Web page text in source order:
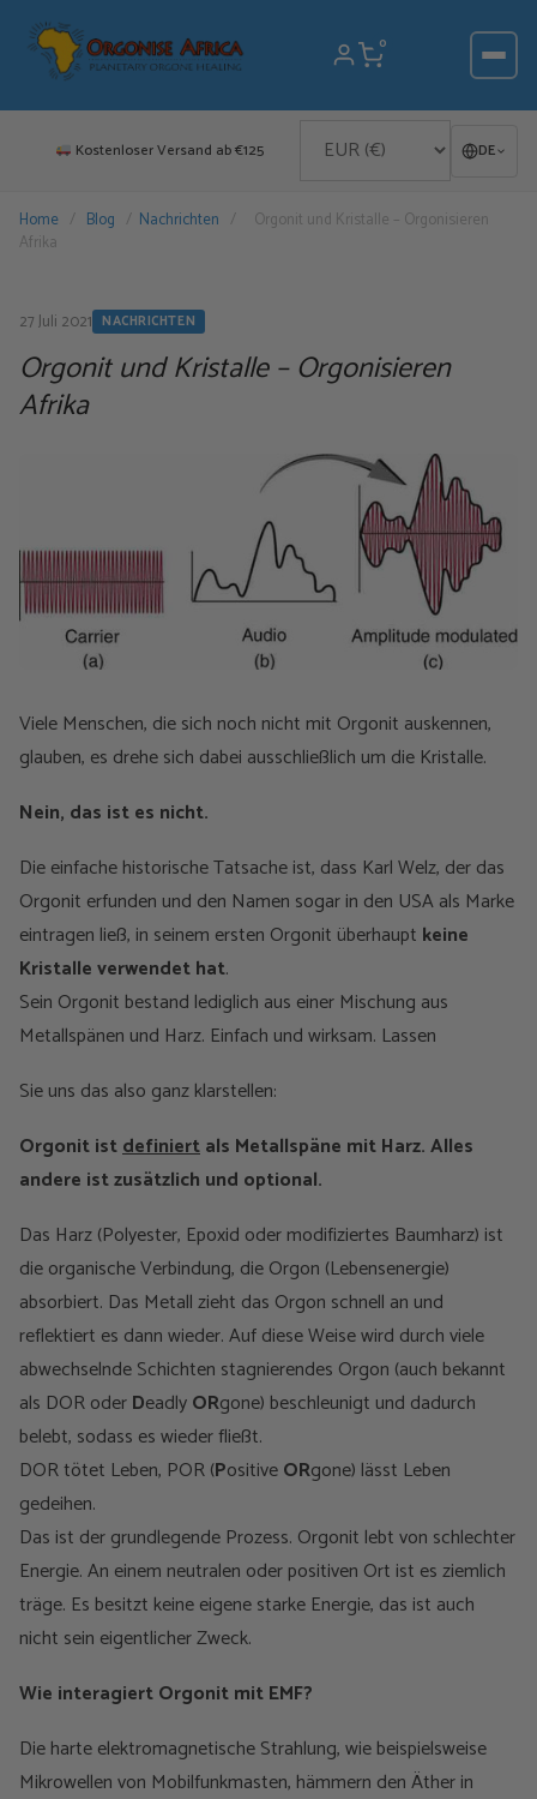
Inhalt
springen
0
Kostenloser Versand ab €125 DE
Home / Blog / Nachrichten /
Orgonit und Kristalle – Orgonisieren
Afrika
27 Juli 2021 NACHRICHTEN
Orgonit und Kristalle – Orgonisieren
Afrika
Viele Menschen, die sich noch nicht mit Orgonit auskennen,
glauben, es drehe sich dabei ausschließlich um die Kristalle.
Nein, das ist es nicht.
Die einfache historische Tatsache ist, dass Karl Welz, der das
Orgonit erfunden und den Namen sogar in den USA als Marke
eintragen ließ, in seinem ersten Orgonit überhaupt keine
Kristalle verwendet hat.
Sein Orgonit bestand lediglich aus einer Mischung aus
Metallspänen und Harz. Einfach und wirksam. Lassen
Sie uns das also ganz klarstellen:
Orgonit istdefiniertals Metallspäne mit Harz. Alles
andere ist zusätzlich und optional.
Das Harz (Polyester, Epoxid oder modifiziertes Baumharz) ist
die organische Verbindung, die Orgon (Lebensenergie)
absorbiert. Das Metall zieht das Orgon schnell an und
reflektiert es dann wieder. Auf diese Weise wird durch viele
abwechselnde Schichten stagnierendes Orgon (auch bekannt
als DOR oderDeadlyORgone) beschleunigt und dadurch
belebt, sodass es wieder fließt.
DOR tötet Leben, POR (PositiveORgone) lässt Leben
gedeihen.
Das ist der grundlegende Prozess. Orgonit lebt von schlechter
Energie. An einem neutralen oder positiven Ort ist es ziemlich
träge. Es besitzt keine eigene starke Energie, das ist auch
nicht sein eigentlicher Zweck.
Wie interagiert Orgonit mit EMF?
Die harte elektromagnetische Strahlung, wie beispielsweise
Mikrowellen von Mobilfunkmasten, hämmern den Äther in